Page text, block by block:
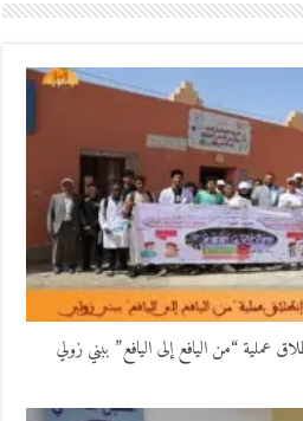
عملية “من اليافع إلى اليافع” ببني زولي